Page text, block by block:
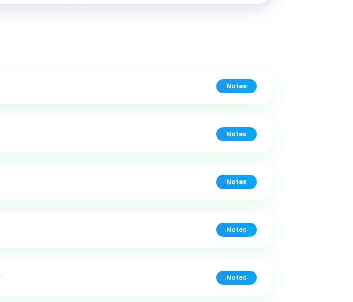
Notes
Notes
Notes
Notes
Notes